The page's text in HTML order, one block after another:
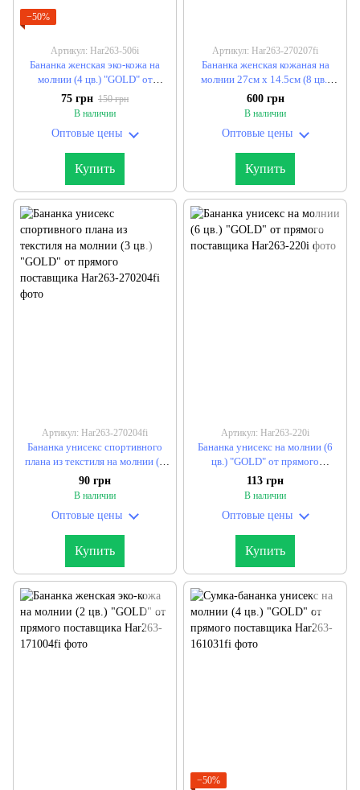
−50%
Артикул: Har263-506i
Бананка женская эко-кожа на
молнии (4 цв.) "GOLD" от
прямого поставщика
75 грн 150 грн
В наличии
Оптовые цены
Купить
Артикул: Har263-270207fi
Бананка женская кожаная на
молнии 27см х 14.5см (8 цв.)
"GOLD" от прямого поставщика
600 грн
В наличии
Оптовые цены
Купить
Артикул: Har263-270204fi
Бананка унисекс спортивного
плана из текстиля на молнии (3
цв.) "GOLD" от прямого
поставщика
90 грн
В наличии
Оптовые цены
Купить
Артикул: Har263-220i
Бананка унисекс на молнии (6
цв.) "GOLD" от прямого
поставщика
113 грн
В наличии
Оптовые цены
Купить
−50%